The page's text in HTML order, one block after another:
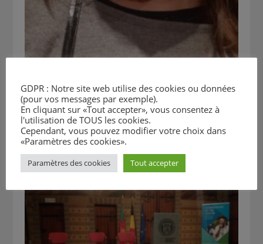
GDPR : Notre site web utilise des cookies ou données
(pour vos messages par exemple).
En cliquant sur «Tout accepter», vous consentez à
l'utilisation de TOUS les cookies.
Cependant, vous pouvez modifier votre choix dans
«Paramètres des cookies».
Paramètres des cookies Tout accepter